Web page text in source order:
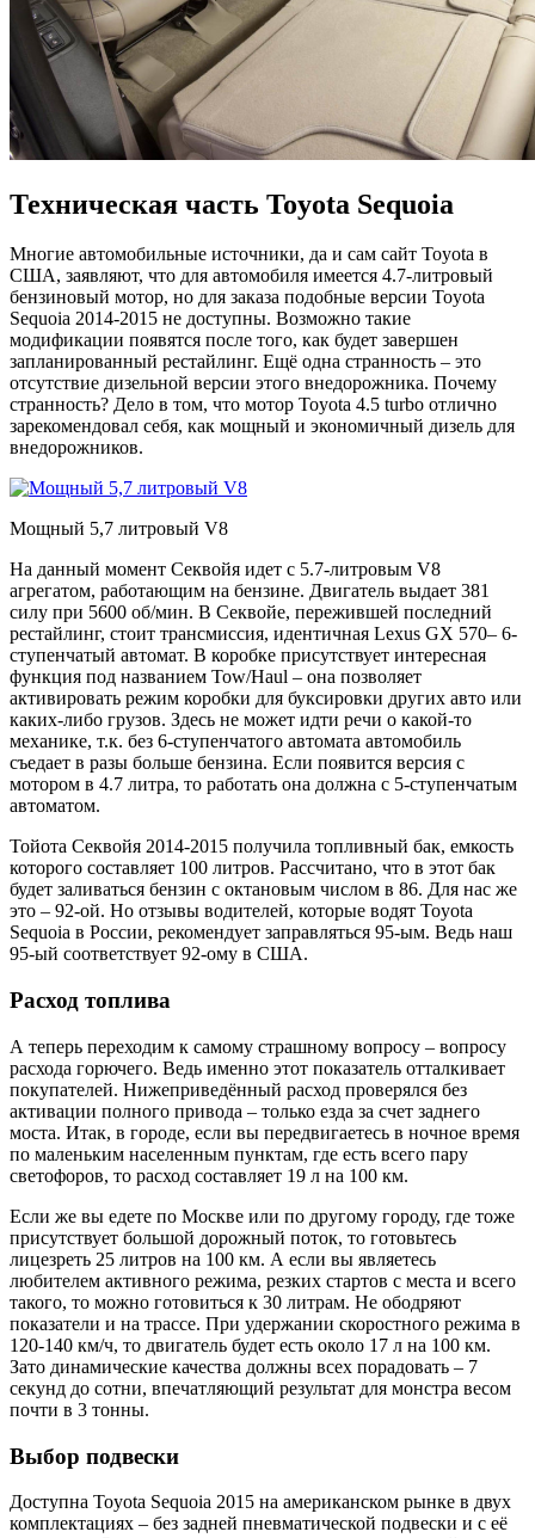
Техническая часть Toyota Sequoia
Многие автомобильные источники, да и сам сайт Toyota в
США, заявляют, что для автомобиля имеется 4.7-литровый
бензиновый мотор, но для заказа подобные версии Toyota
Sequoia 2014-2015 не доступны. Возможно такие
модификации появятся после того, как будет завершен
запланированный рестайлинг. Ещё одна странность – это
отсутствие дизельной версии этого внедорожника. Почему
странность? Дело в том, что мотор Toyota 4.5 turbo отлично
зарекомендовал себя, как мощный и экономичный дизель для
внедорожников.
Мощный 5,7 литровый V8
На данный момент Секвойя идет с 5.7-литровым V8
агрегатом, работающим на бензине. Двигатель выдает 381
силу при 5600 об/мин. В Секвойе, пережившей последний
рестайлинг, стоит трансмиссия, идентичная Lexus GX 570– 6-
ступенчатый автомат. В коробке присутствует интересная
функция под названием Tow/Haul – она позволяет
активировать режим коробки для буксировки других авто или
каких-либо грузов. Здесь не может идти речи о какой-то
механике, т.к. без 6-ступенчатого автомата автомобиль
съедает в разы больше бензина. Если появится версия с
мотором в 4.7 литра, то работать она должна с 5-ступенчатым
автоматом.
Тойота Секвойя 2014-2015 получила топливный бак, емкость
которого составляет 100 литров. Рассчитано, что в этот бак
будет заливаться бензин с октановым числом в 86. Для нас же
это – 92-ой. Но отзывы водителей, которые водят Toyota
Sequoia в России, рекомендует заправляться 95-ым. Ведь наш
95-ый соответствует 92-ому в США.
Расход топлива
А теперь переходим к самому страшному вопросу – вопросу
расхода горючего. Ведь именно этот показатель отталкивает
покупателей. Нижеприведённый расход проверялся без
активации полного привода – только езда за счет заднего
моста. Итак, в городе, если вы передвигаетесь в ночное время
по маленьким населенным пунктам, где есть всего пару
светофоров, то расход составляет 19 л на 100 км.
Если же вы едете по Москве или по другому городу, где тоже
присутствует большой дорожный поток, то готовьтесь
лицезреть 25 литров на 100 км. А если вы являетесь
любителем активного режима, резких стартов с места и всего
такого, то можно готовиться к 30 литрам. Не ободряют
показатели и на трассе. При удержании скоростного режима в
120-140 км/ч, то двигатель будет есть около 17 л на 100 км.
Зато динамические качества должны всех порадовать – 7
секунд до сотни, впечатляющий результат для монстра весом
почти в 3 тонны.
Выбор подвески
Доступна Toyota Sequoia 2015 на американском рынке в двух
комплектациях – без задней пневматической подвески и с её